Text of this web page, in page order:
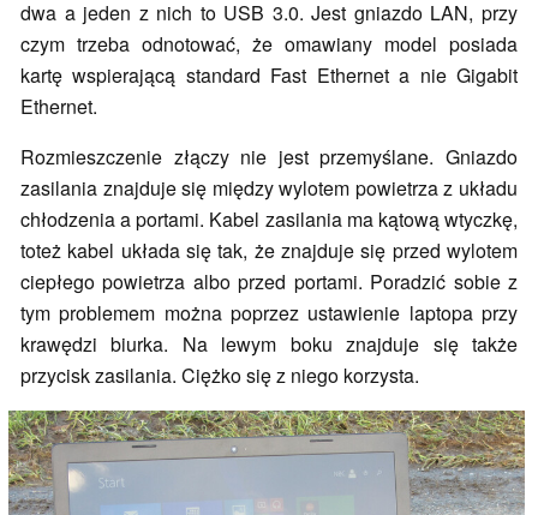
dwa a jeden z nich to USB 3.0. Jest gniazdo LAN, przy
czym trzeba odnotować, że omawiany model posiada
kartę wspierającą standard Fast Ethernet a nie Gigabit
Ethernet.
Rozmieszczenie złączy nie jest przemyślane. Gniazdo
zasilania znajduje się między wylotem powietrza z układu
chłodzenia a portami. Kabel zasilania ma kątową wtyczkę,
toteż kabel układa się tak, że znajduje się przed wylotem
ciepłego powietrza albo przed portami. Poradzić sobie z
tym problemem można poprzez ustawienie laptopa przy
krawędzi biurka. Na lewym boku znajduje się także
przycisk zasilania. Ciężko się z niego korzysta.